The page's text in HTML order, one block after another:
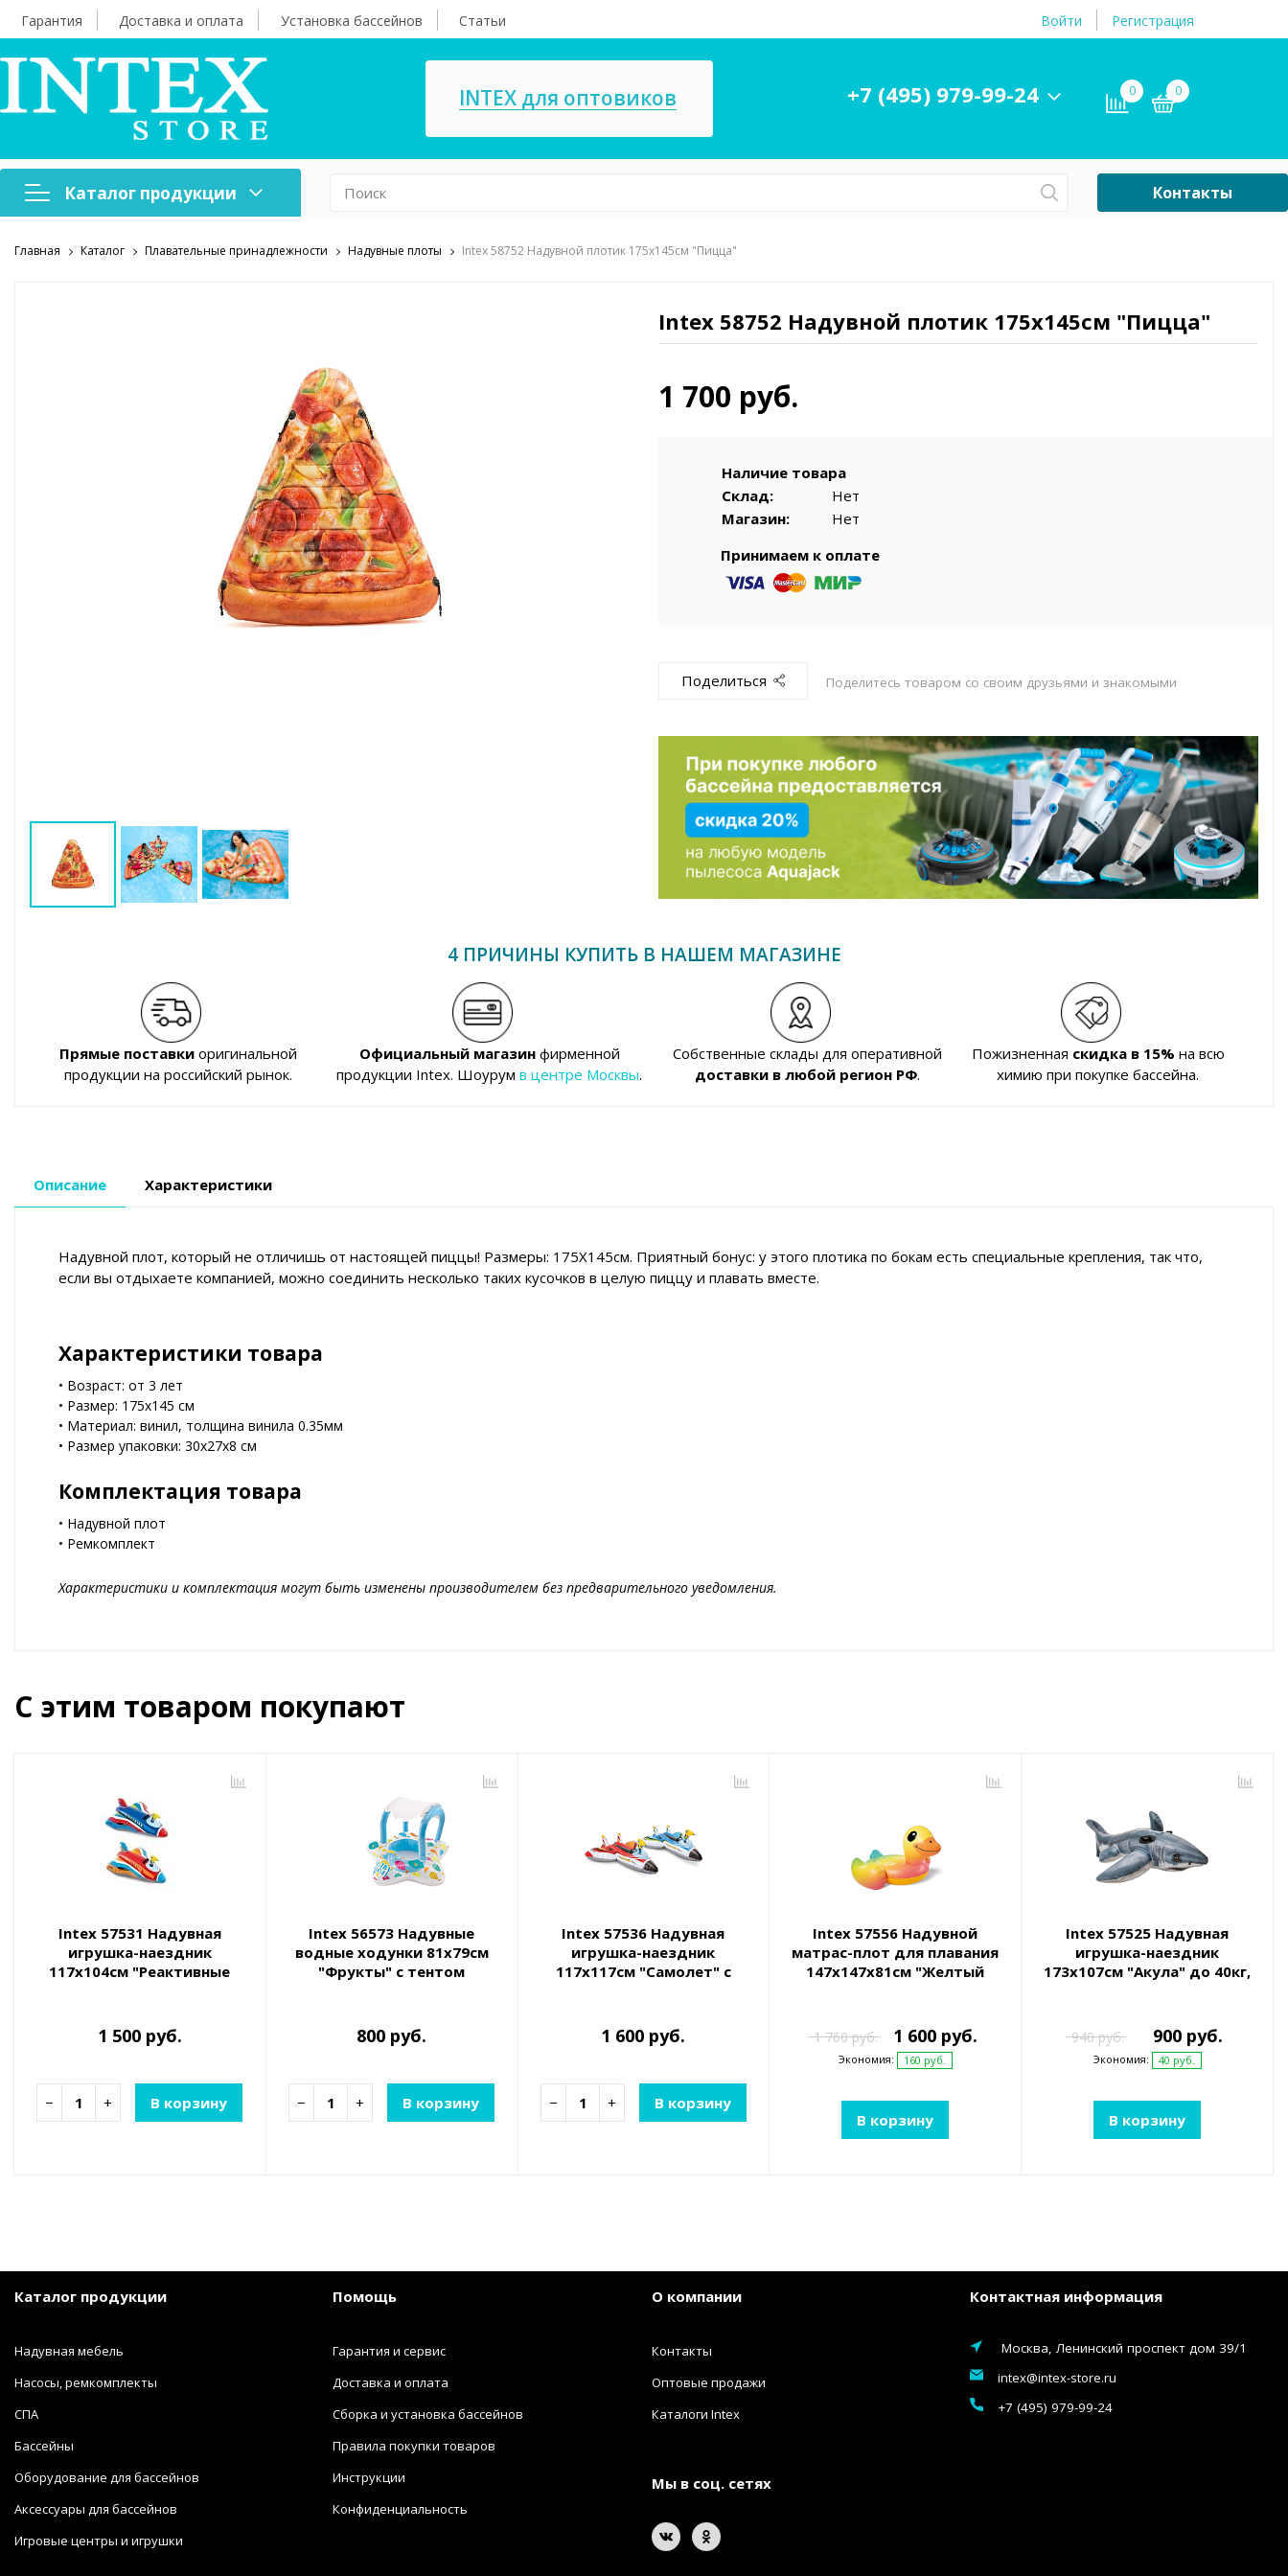
Гарантия Доставка и оплата Установка бассейнов Статьи Войти Регистрация
INTEX для оптовиков +7 (495) 979-99-24 0 0
Каталог продукции
Надувная мебель Насосы, ремкомплекты
игрушки
принадлежности
Контакты
Главная Каталог Плавательные принадлежности Надувные плоты Intex 58752 Надувной плотик 175х145см "Пицца"
Intex 58752 Надувной плотик 175х145см "Пицца"
1 700 руб.
Наличие товара
Склад:
Нет
Магазин:
Нет
Принимаем к оплате
Поделиться Поделитесь товаром со своим друзьями и знакомыми
4 ПРИЧИНЫ КУПИТЬ В НАШЕМ МАГАЗИНЕ
Прямые поставкиоригинальной
продукции на российский рынок.
Официальный магазинфирменной
продукции Intex. Шоурумв центре Москвы.
Собственные склады для оперативной
доставки в любой регион РФ.
Пожизненная скидка в 15% на всю
химию при покупке бассейна.
Описание Характеристики
Надувной плот, который не отличишь от настоящей пиццы! Размеры: 175Х145см. Приятный бонус: у этого плотика по бокам есть специальные крепления, так что,
если вы отдыхаете компанией, можно соединить несколько таких кусочков в целую пиццу и плавать вместе.
Характеристики товара
• Возраст: от 3 лет
• Размер: 175х145 см
• Материал: винил, толщина винила 0.35мм
• Размер упаковки: 30х27х8 см
Комплектация товара
• Надувной плот
• Ремкомплект
Характеристики и комплектация могут быть изменены производителем без предварительного уведомления.
С этим товаром покупают
Intex 57531 Надувная
игрушка-наездник
117х104см "Реактивные
1 500 руб.
− + В корзину
Intex 56573 Надувные
водные ходунки 81х79см
"Фрукты" с тентом
800 руб.
− + В корзину
Intex 57536 Надувная
игрушка-наездник
117х117см "Самолет" с
1 600 руб.
− + В корзину
Intex 57556 Надувной
матрас-плот для плавания
147х147x81см "Желтый
1 760 руб. 1 600 руб.
Экономия: 160 руб.
В корзину
Intex 57525 Надувная
игрушка-наездник
173х107см "Акула" до 40кг,
940 руб. 900 руб.
Экономия: 40 руб.
В корзину
Каталог продукции
Надувная мебель
Насосы, ремкомплекты
СПА
Бассейны
Оборудование для бассейнов
Аксессуары для бассейнов
Игровые центры и игрушки
Помощь
Гарантия и сервис
Доставка и оплата
Сборка и установка бассейнов
Правила покупки товаров
Инструкции
Конфиденциальность
О компании
Контакты
Оптовые продажи
Каталоги Intex
Мы в соц. сетях
Контактная информация
Москва, Ленинский проспект дом 39/1
intex@intex-store.ru
+7 (495) 979-99-24